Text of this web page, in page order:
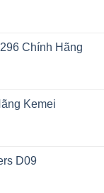
Chính Hãng
Kemei
D09